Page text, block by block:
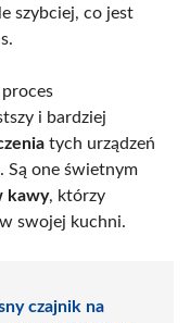
szybciej, co jest
i bardziej
tych urządzeń
Są one świetnym
kawy, którzy
swojej kuchni.
czajnik na